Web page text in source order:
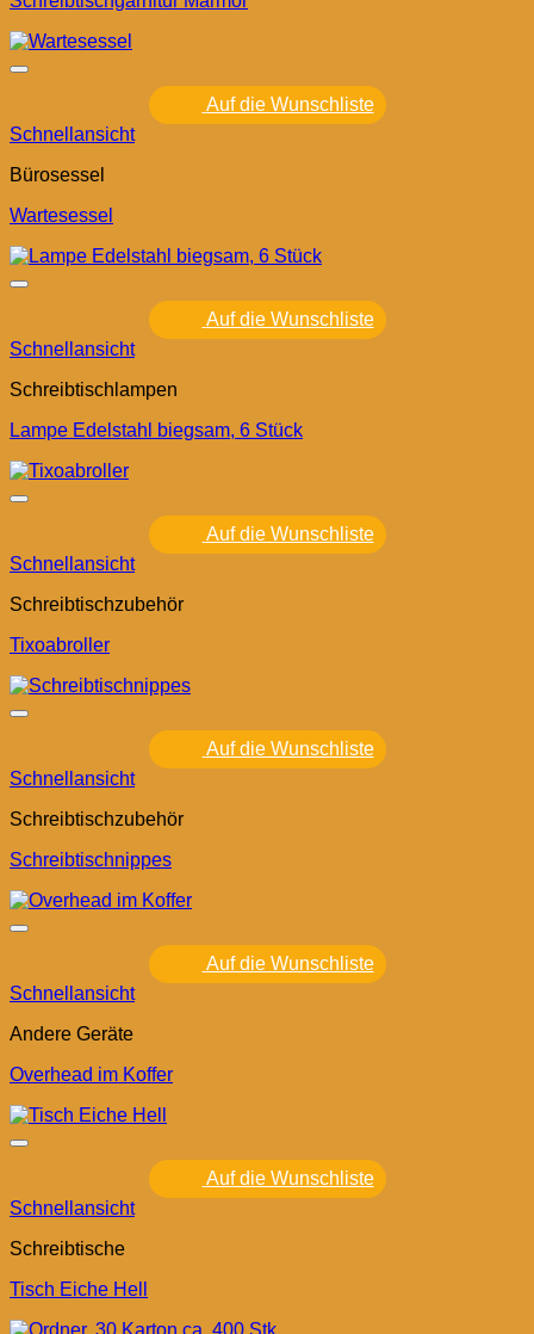
Auf die Wunschliste
Schnellansicht
Bürosessel
Wartesessel
Auf die Wunschliste
Schnellansicht
Schreibtischlampen
Lampe Edelstahl biegsam, 6 Stück
Auf die Wunschliste
Schnellansicht
Schreibtischzubehör
Tixoabroller
Auf die Wunschliste
Schnellansicht
Schreibtischzubehör
Schreibtischnippes
Auf die Wunschliste
Schnellansicht
Andere Geräte
Overhead im Koffer
Auf die Wunschliste
Schnellansicht
Schreibtische
Tisch Eiche Hell